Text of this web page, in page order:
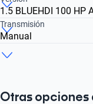
2016
$9.890.000
1.5 BLUEHDI 100 HP
Transmisión
Manual
$9.490.000
Otras opciones